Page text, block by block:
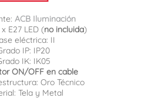
ACB Iluminación
x E27 LED (no incluida)
eléctrica: II
IP: IP20
IK: IK05
ON/OFF en cable
Oro Técnico
Tela y Metal